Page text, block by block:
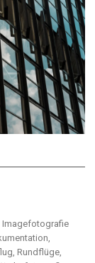
Imagefotografie
Rundflüge